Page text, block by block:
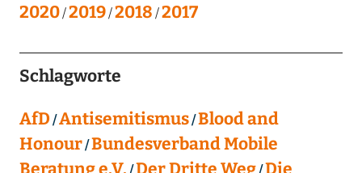
2020 2019 2018 2017
Schlagworte
AfD Antisemitismus Blood and
Honour Bundesverband Mobile
Beratung e.V. Der Dritte Weg Die